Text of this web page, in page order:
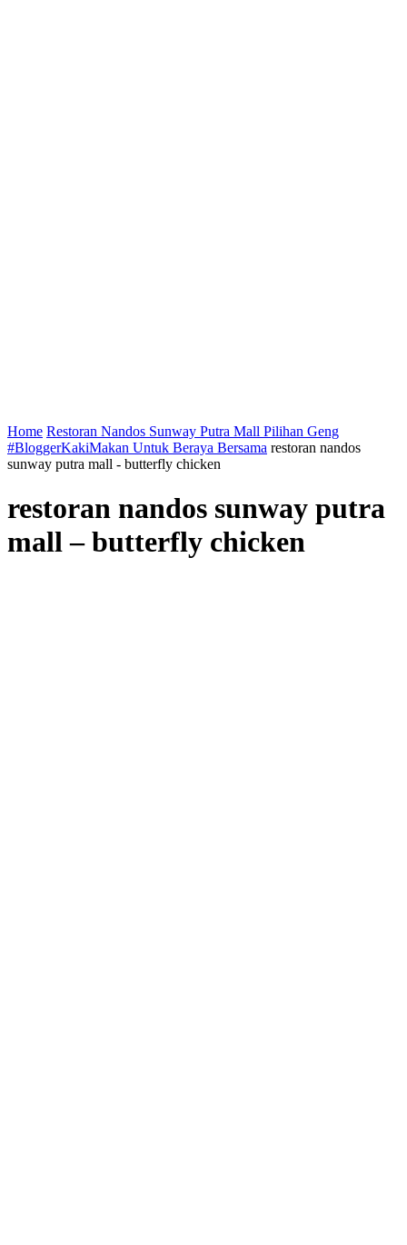
Home Restoran Nandos Sunway Putra Mall Pilihan Geng
#BloggerKakiMakan Untuk Beraya Bersama restoran nandos
sunway putra mall - butterfly chicken
restoran nandos sunway putra
mall – butterfly chicken